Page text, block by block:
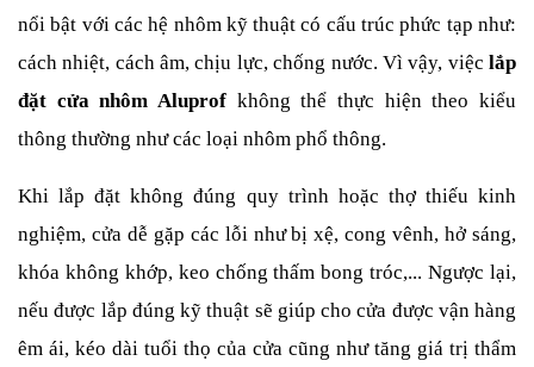
nổi bật với các hệ nhôm kỹ thuật có cấu trúc phức tạp như:
cách nhiệt, cách âm, chịu lực, chống nước. Vì vậy, việc lắp
đặt cửa nhôm Aluprof không thể thực hiện theo kiểu
thông thường như các loại nhôm phổ thông.
Khi lắp đặt không đúng quy trình hoặc thợ thiếu kinh
nghiệm, cửa dễ gặp các lỗi như bị xệ, cong vênh, hở sáng,
khóa không khớp, keo chống thấm bong tróc,... Ngược lại,
nếu được lắp đúng kỹ thuật sẽ giúp cho cửa được vận hàng
êm ái, kéo dài tuổi thọ của cửa cũng như tăng giá trị thẩm